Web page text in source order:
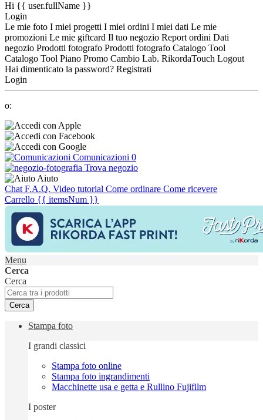
Hi {{ user.fullName }}
Login
Le mie foto I miei progetti I miei ordini I miei dati Le mie
promozioni Le mie giftcard Il tuo negozio Report ordini Dati
negozio Prodotti fotografo Prodotti fotografo Catalogo Tool
Catalogo Tool Piano Promo Cambio Lab. RikordaTouch Logout
Hai dimenticato la password? Registrati
Login
o:
Comunicazioni 0
Trova negozio
Aiuto
Chat F.A.Q. Video tutorial Come ordinare Come ricevere
Carrello {{ itemsNum }}
Menu
Cerca
Cerca
Cerca
Stampa foto
I grandi classici
Stampa foto online
Stampa foto ingrandimenti
Macchinette usa e getta e Rullino Fujifilm
I poster